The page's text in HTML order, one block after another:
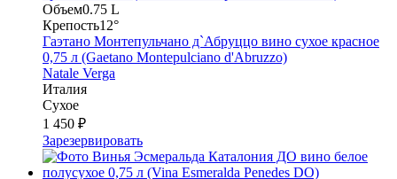
Объем0.75 L
Крепость12°
Гаэтано Монтепульчано д`Абруццо вино сухое красное
0,75 л (Gaetano Montepulciano d'Abruzzo)
Natale Verga
Италия
Сухое
1 450 ₽
Зарезервировать